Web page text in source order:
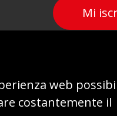
Mi
Impronta
web
costantemente il